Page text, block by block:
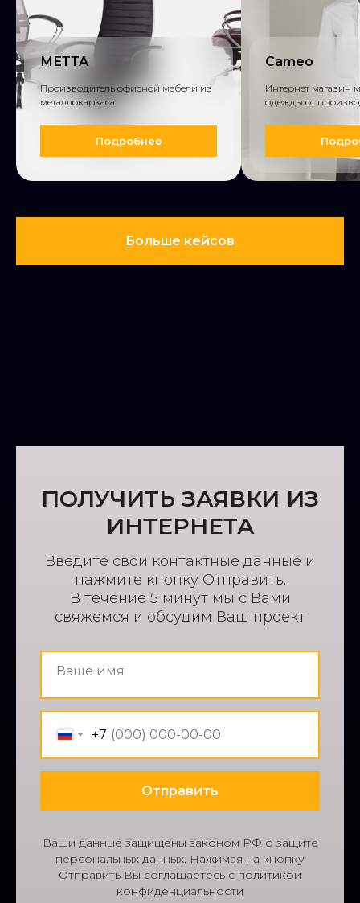
МЕТТА
Производитель офисной мебели из
металлокаркаса
Подробнее
Cameo
Интернет магазин
одежды от
Больше кейсов
ПОЛУЧИТЬ ЗАЯВКИ ИЗ
ИНТЕРНЕТА
Введите свои контактные данные и
нажмите кнопку Отправить.
В течение 5 минут мы с Вами
свяжемся и обсудим Ваш проект
Ваше имя
+7
Отправить
Ваши данные защищены законом РФ о защите
персональных данных. Нажимая на кнопку
Отправить Вы соглашаетесь с политикой
конфиденциальности